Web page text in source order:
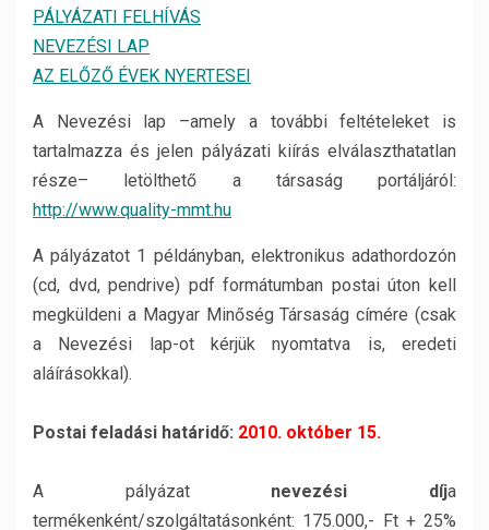
PÁLYÁZATI FELHÍVÁS
NEVEZÉSI LAP
AZ ELŐZŐ ÉVEK NYERTESEI
A Nevezési lap –amely a további feltételeket is
tartalmazza és jelen pályázati kiírás elválaszthatatlan
része– letölthető a társaság portáljáról:
http://www.quality-mmt.hu
A pályázatot 1 példányban, elektronikus adathordozón
(cd, dvd, pendrive) pdf formátumban postai úton kell
megküldeni a Magyar Minőség Társaság címére (csak
a Nevezési lap-ot kérjük nyomtatva is, eredeti
aláírásokkal).
Postai feladási határidő: 2010. október 15.
A pályázat nevezési díja
termékenként/szolgáltatásonként: 175.000,- Ft + 25%